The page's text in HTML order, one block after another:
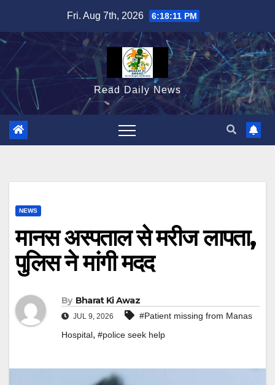
content
Fri. Aug 7th, 2026 6:18:12 PM
Read Daily News
NEWS
मानस अस्पताल से मरीज लापता,
पुलिस ने मांगी मदद
By Bharat Ki Awaz
JUL 9, 2026
#Patient missing from Manas
Hospital, #police seek help